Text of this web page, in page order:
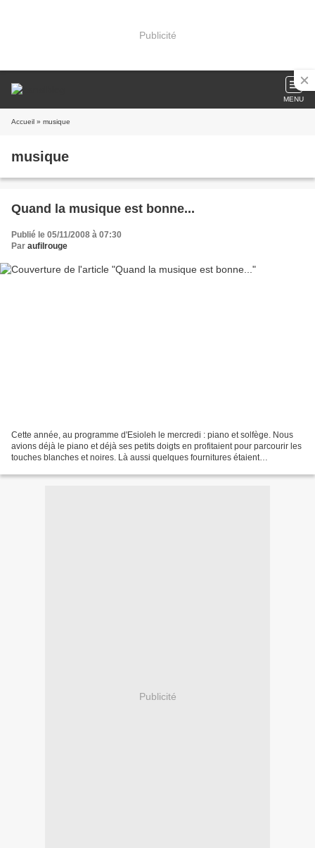
Publicité
MENU
Accueil » musique
musique
Quand la musique est bonne...
Publié le 05/11/2008 à 07:30
Par aufilrouge
Cette année, au programme d'Esioleh le mercredi : piano et solfège. Nous
avions déjà le piano et déjà ses petits doigts en profitaient pour parcourir les
touches blanches et noires. Là aussi quelques fournitures étaient
Publicité